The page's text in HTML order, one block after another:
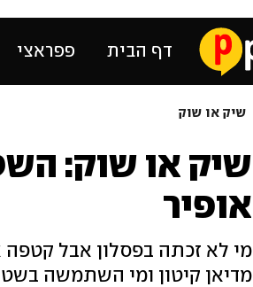
דף הבית פפראצי
שיק או שוק
שיק או שוק:
אופיר
מי לא זכתה בפסלון אבל
מדיאן קיטון ומי השתמשה